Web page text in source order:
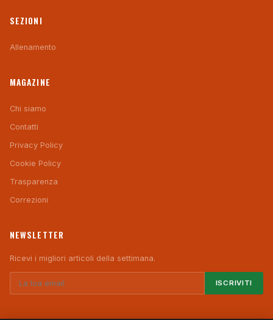
SEZIONI
Allenamento
MAGAZINE
Chi siamo
Contatti
Privacy Policy
Cookie Policy
Trasparenza
Correzioni
NEWSLETTER
Ricevi i migliori articoli della settimana.
ISCRIVITI